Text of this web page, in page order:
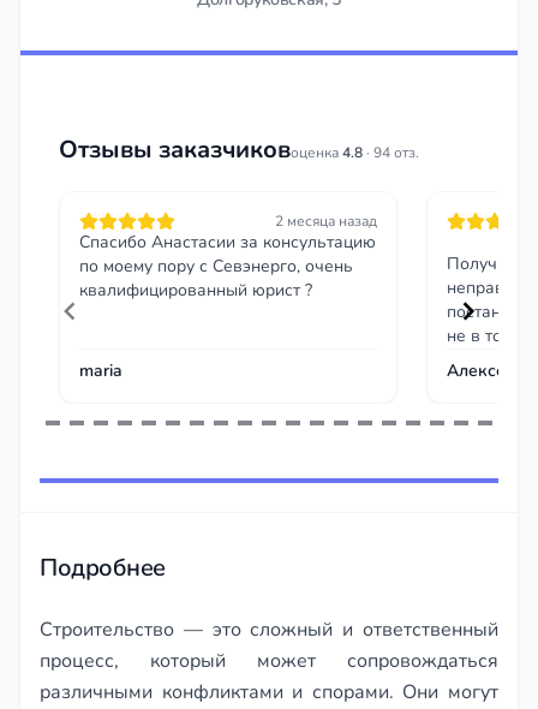
Отзывы заказчиковоценка4.8 · 94 отз.
2 месяца назад
Спасибо Анастасии за консультацию
по моему пору с Севэнерго, очень
квалифицированный юрист ?
maria
Получил
не в том
помог
отменили
правоту
Алексей Б.
1
Подробнее
Строительство — это сложный и ответственный
процесс, который может сопровождаться
различными конфликтами и спорами. Они могут